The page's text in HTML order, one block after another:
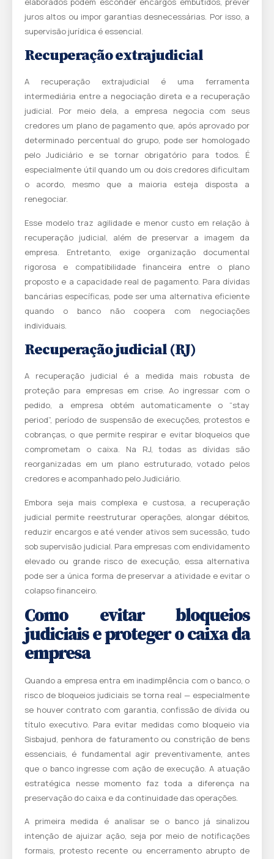
juros altos ou impor garantias desnecessárias. Por isso, a
supervisão jurídica é essencial.
Recuperação extrajudicial
A recuperação extrajudicial é uma ferramenta
intermediária entre a negociação direta e a recuperação
judicial. Por meio dela, a empresa negocia com seus
credores um plano de pagamento que, após aprovado por
determinado percentual do grupo, pode ser homologado
pelo Judiciário e se tornar obrigatório para todos. É
especialmente útil quando um ou dois credores dificultam
o acordo, mesmo que a maioria esteja disposta a
renegociar.
Esse modelo traz agilidade e menor custo em relação à
recuperação judicial, além de preservar a imagem da
empresa. Entretanto, exige organização documental
rigorosa e compatibilidade financeira entre o plano
proposto e a capacidade real de pagamento. Para dívidas
bancárias específicas, pode ser uma alternativa eficiente
quando o banco não coopera com negociações
individuais.
Recuperação judicial (RJ)
A recuperação judicial é a medida mais robusta de
proteção para empresas em crise. Ao ingressar com o
pedido, a empresa obtém automaticamente o “stay
period”, período de suspensão de execuções, protestos e
cobranças, o que permite respirar e evitar bloqueios que
comprometam o caixa. Na RJ, todas as dívidas são
reorganizadas em um plano estruturado, votado pelos
credores e acompanhado pelo Judiciário.
Embora seja mais complexa e custosa, a recuperação
judicial permite reestruturar operações, alongar débitos,
reduzir encargos e até vender ativos sem sucessão, tudo
sob supervisão judicial. Para empresas com endividamento
elevado ou grande risco de execução, essa alternativa
pode ser a única forma de preservar a atividade e evitar o
colapso financeiro.
Como evitar bloqueios
judiciais e proteger o caixa da
empresa
Quando a empresa entra em inadimplência com o banco, o
risco de bloqueios judiciais se torna real — especialmente
se houver contrato com garantia, confissão de dívida ou
título executivo. Para evitar medidas como bloqueio via
Sisbajud, penhora de faturamento ou constrição de bens
essenciais, é fundamental agir preventivamente, antes
que o banco ingresse com ação de execução. A atuação
estratégica nesse momento faz toda a diferença na
preservação do caixa e da continuidade das operações.
A primeira medida é analisar se o banco já sinalizou
intenção de ajuizar ação, seja por meio de notificações
formais, protesto recente ou encerramento abrupto de